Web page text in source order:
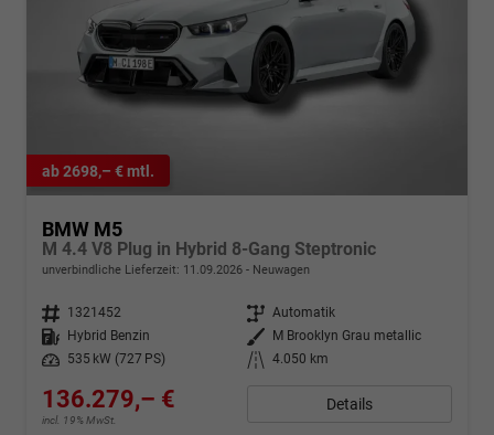
ab 2698,– € mtl.
BMW M5
M 4.4 V8 Plug in Hybrid 8-Gang Steptronic
unverbindliche Lieferzeit: 11.09.2026 Neuwagen
Fahrzeugnr. 1321452 Getriebe Automatik
Kraftstoff
Hybrid Benzin Außenfarbe
M Brooklyn Grau metallic
Leistung
535 kW (727 PS) Kilometerstand 4.050 km
136.279,– €
incl. 19% MwSt.
Details